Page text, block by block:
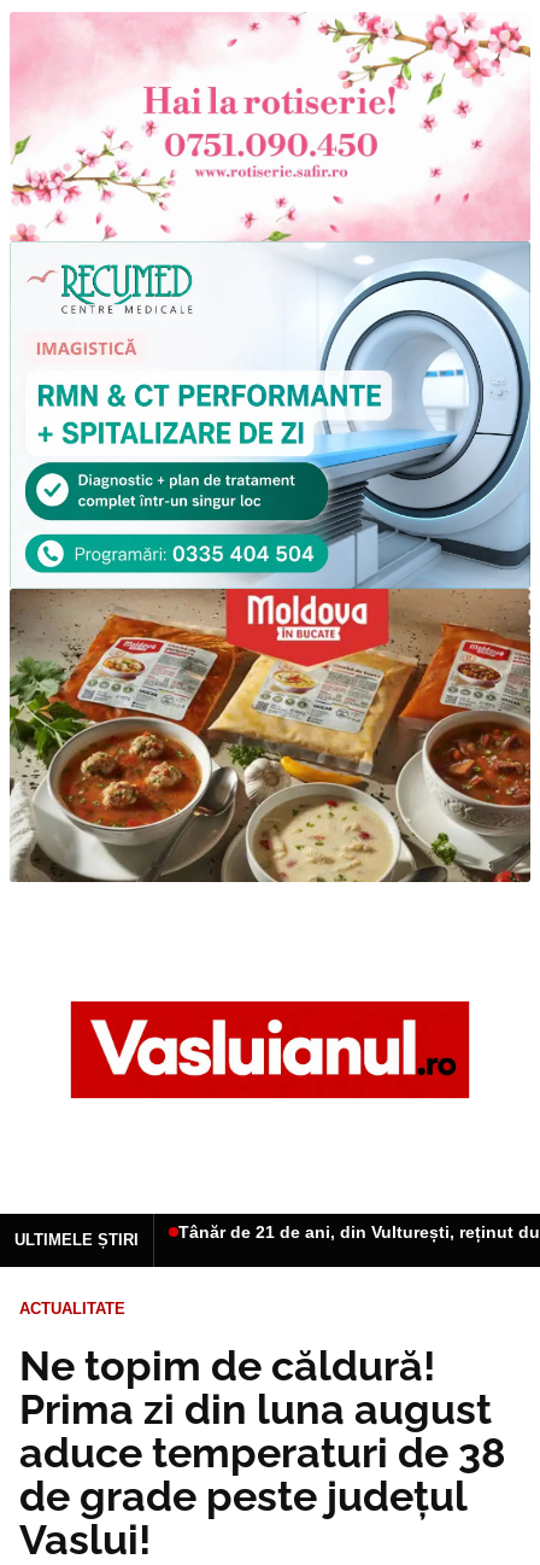
ULTIMELE ȘTIRI Tânăr de 21 de ani, din Vulturești, reținut
ACTUALITATE
Ne topim de căldură!
Prima zi din luna august
aduce temperaturi de 38
de grade peste județul
Vaslui!